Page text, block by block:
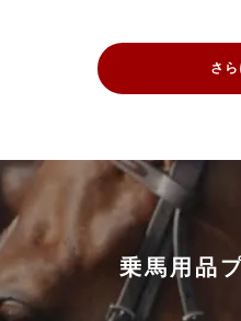
BR（ビーアール）
Riding World（ライディング・
ワールド）
さ
乗馬用品